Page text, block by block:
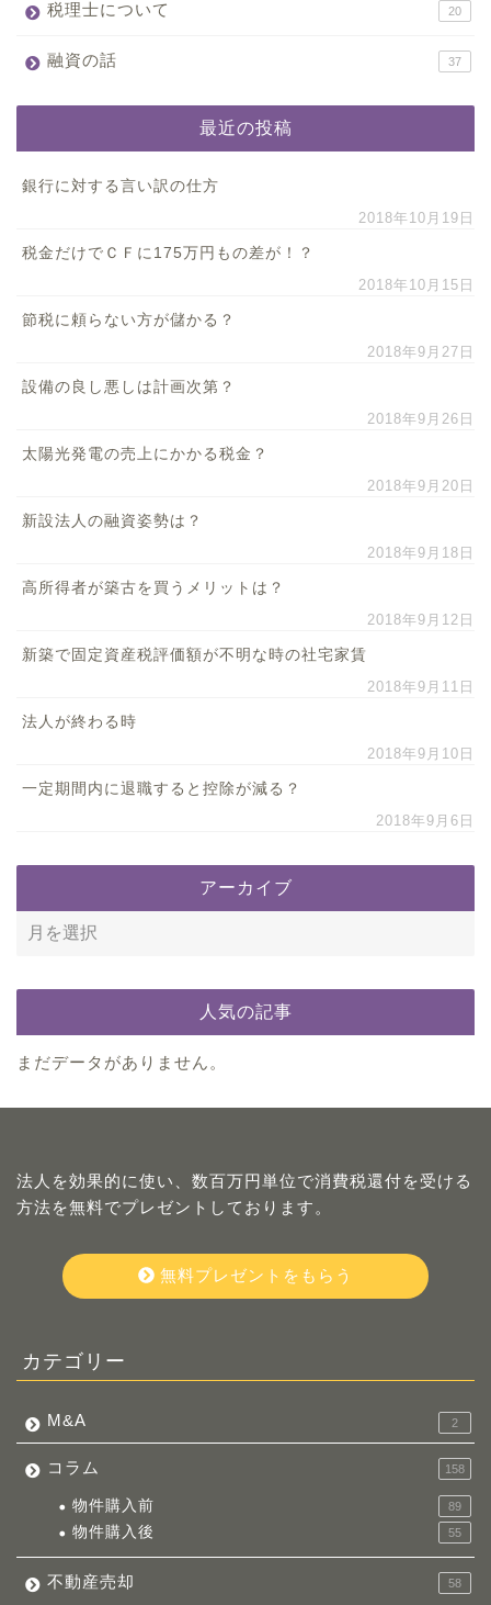
税理士について 20
融資の話 37
最近の投稿
銀行に対する言い訳の仕方
2018年10月19日
税金だけでＣＦに175万円もの差が！？
2018年10月15日
節税に頼らない方が儲かる？
2018年9月27日
設備の良し悪しは計画次第？
2018年9月26日
太陽光発電の売上にかかる税金？
2018年9月20日
新設法人の融資姿勢は？
2018年9月18日
高所得者が築古を買うメリットは？
2018年9月12日
新築で固定資産税評価額が不明な時の社宅家賃
2018年9月11日
法人が終わる時
2018年9月10日
一定期間内に退職すると控除が減る？
2018年9月6日
アーカイブ
人気の記事
まだデータがありません。
法人を効果的に使い、数百万円単位で消費税還付を受ける
方法を無料でプレゼントしております。
無料プレゼントをもらう
カテゴリー
M&A 2
コラム 158
物件購入前 89
物件購入後 55
不動産売却 58